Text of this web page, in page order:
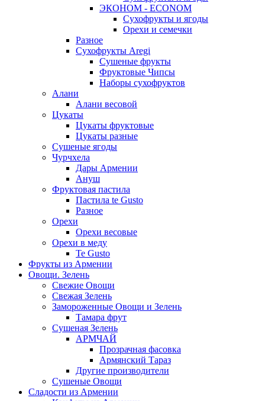
ЭКОНОМ - ECONOM
Сухофрукты и ягоды
Орехи и семечки
Разное
Сухофрукты Aregi
Сушеные фрукты
Фруктовые Чипсы
Наборы сухофруктов
Алани
Алани весовой
Цукаты
Цукаты фруктовые
Цукаты разные
Сушеные ягоды
Чурчхела
Дары Армении
Ануш
Фруктовая пастила
Пастила te Gusto
Разное
Орехи
Орехи весовые
Орехи в меду
Te Gusto
Фрукты из Армении
Овощи. Зелень
Свежие Овощи
Свежая Зелень
Замороженные Овощи и Зелень
Тамара фрут
Сушеная Зелень
АРМЧАЙ
Прозрачная фасовка
Армянский Тараз
Другие производители
Сушеные Овощи
Сладости из Армении